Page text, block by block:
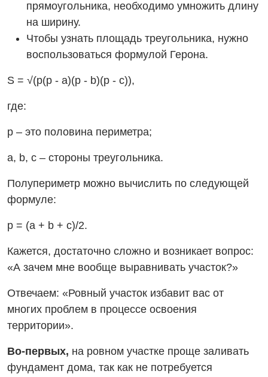
прямоугольника, необходимо умножить длину
на ширину.
Чтобы узнать площадь треугольника, нужно
воспользоваться формулой Герона.
S = √(p(p - a)(p - b)(p - c)),
где:
р – это половина периметра;
a, b, c – стороны треугольника.
Полупериметр можно вычислить по следующей
формуле:
p = (a + b + c)/2.
Кажется, достаточно сложно и возникает вопрос:
«А зачем мне вообще выравнивать участок?»
Отвечаем: «Ровный участок избавит вас от
многих проблем в процессе освоения
территории».
Во-первых, на ровном участке проще заливать
фундамент дома, так как не потребуется